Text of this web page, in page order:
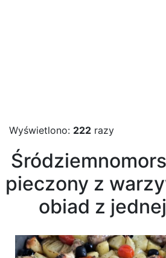
Wyświetlono: 222 razy
pieczony z
obiad z